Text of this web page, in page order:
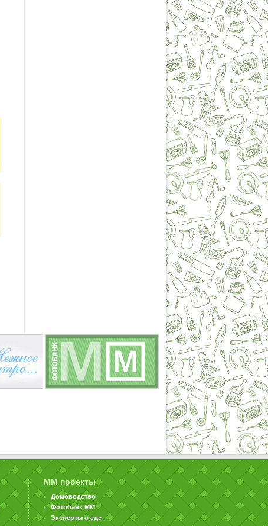
ММ проекты
Домоводство
Фотобанк ММ
Эксперты о еде